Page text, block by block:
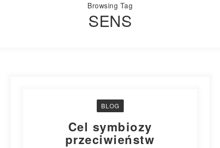
Browsing Tag
SENS
BLOG
Cel symbiozy
przeciwieństw